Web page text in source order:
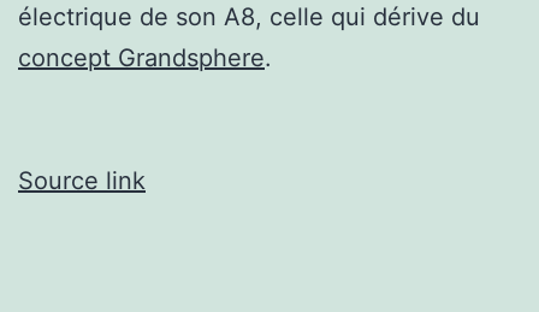
électrique de son A8, celle qui dérive du
concept Grandsphere.
Source link